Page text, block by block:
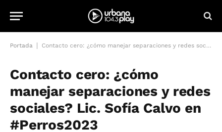
Portada Contacto cero: ¿cómo manejar separaciones y redes sociales? Lic. Sofía Calvo en #Perros2023
Contacto cero: ¿cómo
manejar separaciones y redes
sociales? Lic. Sofía Calvo en
#Perros2023